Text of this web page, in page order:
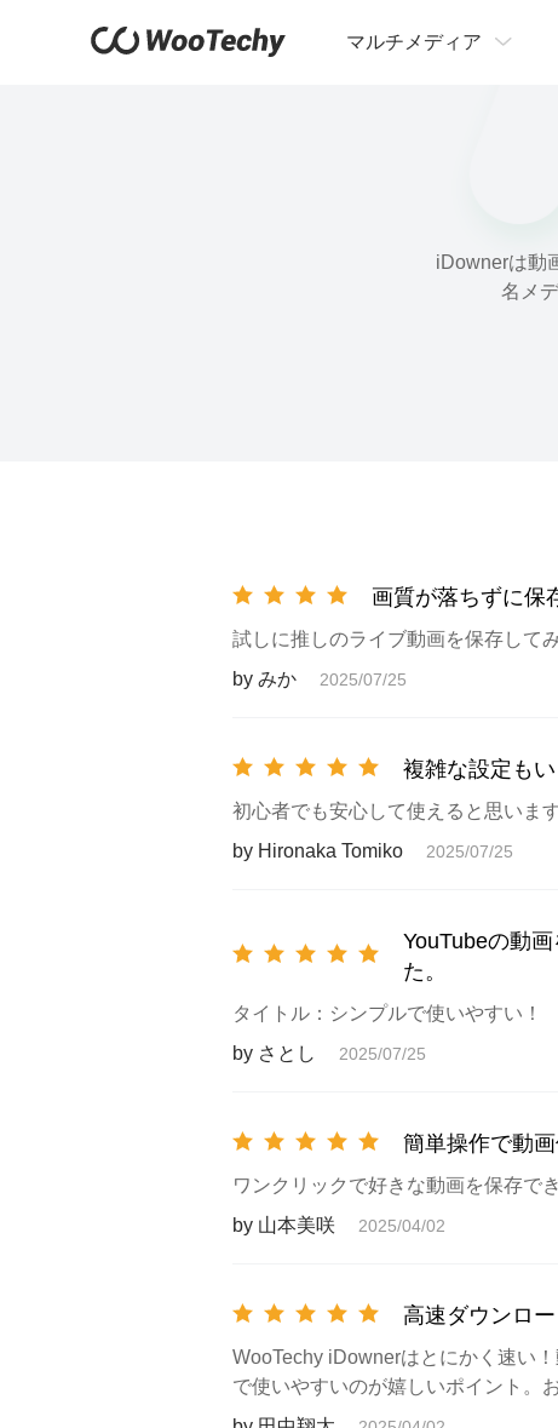
マルチメディア
iDownerは動
名メ
画質が落ちずに保
試しに推しのライブ動画を保存して
by みか
2025/07/25
複雑な設定も
初心者でも安心して使えると思います
by Hironaka Tomiko
2025/07/25
YouTubeの動
た。
タイトル：シンプルで使いやすい！
by さとし
2025/07/25
簡単操作で動画
ワンクリックで好きな動画を保存で
by 山本美咲
2025/04/02
高速ダウンロー
WooTechy iDownerはとにかく速い
で使いやすいのが嬉しいポイント。